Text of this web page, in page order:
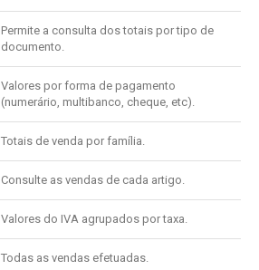
Permite a consulta dos totais por tipo de
documento.
Valores por forma de pagamento
(numerário, multibanco, cheque, etc).
Totais de venda por família.
Consulte as vendas de cada artigo.
Valores do IVA agrupados por taxa.
Todas as vendas efetuadas.